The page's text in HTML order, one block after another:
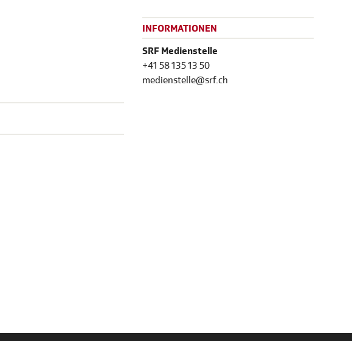
INFORMATIONEN
SRF Medienstelle
+41 58 135 13 50
medienstelle@srf.ch